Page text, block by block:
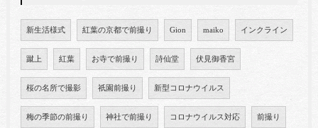
新生活様式 紅葉の京都で前撮り Gion maiko インクライン
蹴上 紅葉 お寺で前撮り 詩仙堂 伏見御香宮
桜の名所で撮影 祇園前撮り 新型コロナウイルス
梅の季節の前撮り 神社で前撮り コロナウイルス対応 前撮り